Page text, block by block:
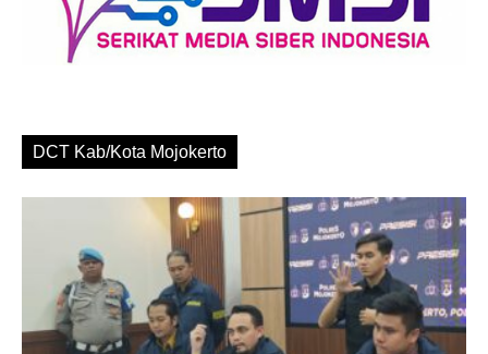
DCT Kab/Kota Mojokerto